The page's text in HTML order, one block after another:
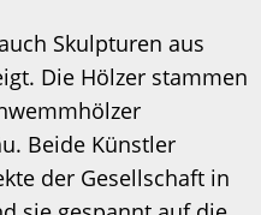
Skulpturen aus
Die Hölzer stammen
Beide Künstler
der Gesellschaft in